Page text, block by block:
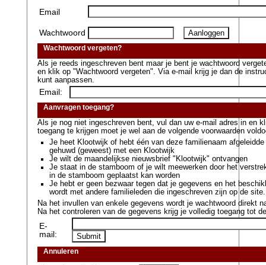
Email
Wachtwoord
Wachtwoord vergeten?
Als je reeds ingeschreven bent maar je bent je wachtwoord
en klik op "Wachtwoord vergeten". Via e-mail krijg je dan de
kunt aanpassen.
Email:
Aanvragen toegang?
Als je nog niet ingeschreven bent, vul dan uw e-mail adres in en
toegang te krijgen moet je wel aan de volgende voorwaarden
Je heet Klootwijk of hebt één van deze familienaam
gehuwd (geweest) met een Klootwijk
Je wilt de maandelijkse nieuwsbrief "Klootwijk" ontvangen
Je staat in de stamboom of je wilt meewerken door het
in de stamboom geplaatst kan worden
Je hebt er geen bezwaar tegen dat je gegevens en het
wordt met andere familieleden die ingeschreven zijn op de site.
Na het invullen van enkele gegevens wordt je wachtwoord direkt
Na het controleren van de gegevens krijg je volledig toegang tot
E-
mail:
Annuleren